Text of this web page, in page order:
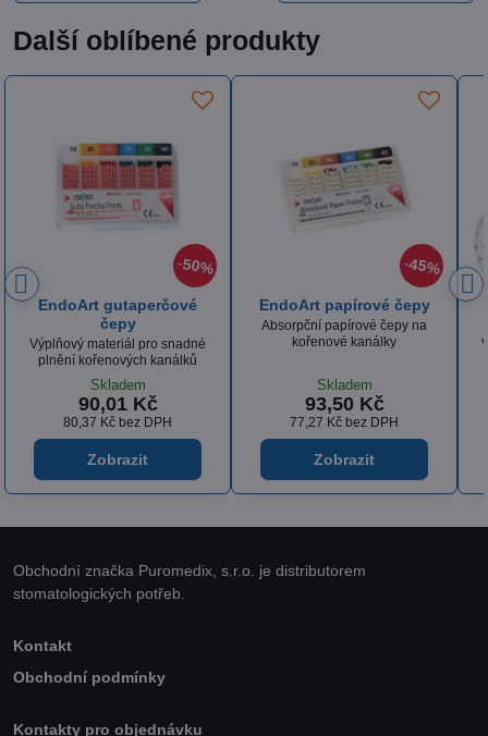
Další oblíbené produkty
45%
RubyPlaton vatové
Vysoce kvalitní vatové válečky
vyrobené ze 100% bavlny
Skladem
72 Kč
59,50 Kč
Zobrazit
Euronda Kelímky, 200ml,
100ks
Plastové kelímky s
Vyprodáno
66 Kč
54,55 Kč
Zobrazit
Obchodní značka Puromedix, s.r.o. je distributorem
stomatologických potřeb.
Kontakt
Obchodní podmínky
Kontakty pro objednávku